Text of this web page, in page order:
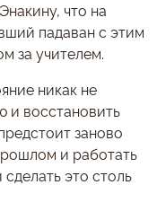
что на
падаван с этим
за учителем.
никак не
восстановить
заново
и работать
это столь